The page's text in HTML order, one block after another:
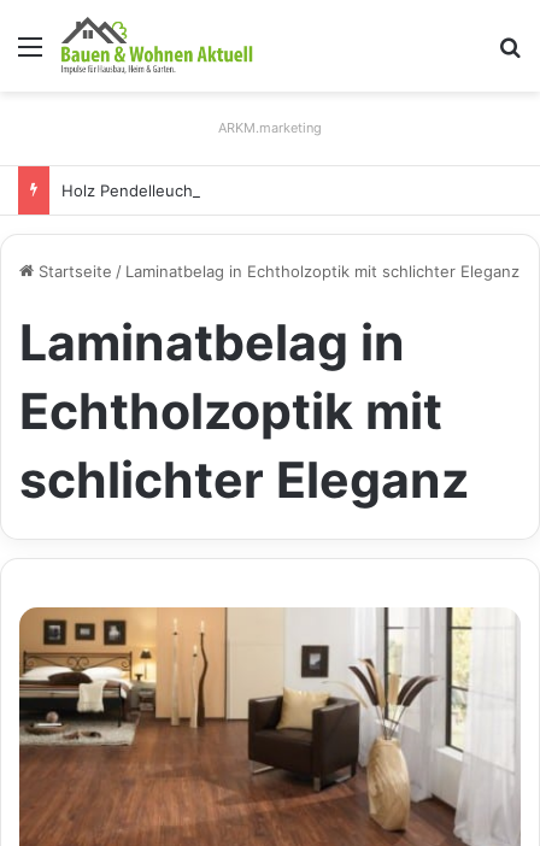
Menü
ARKM.marketing
Startseite / Laminatbelag in Echtholzoptik mit schlichter Eleganz
Laminatbelag in
Echtholzoptik mit
schlichter Eleganz